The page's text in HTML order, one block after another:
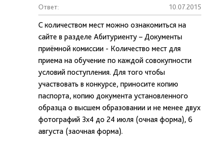
Ответ: 10.07.2015
С количеством мест можно ознакомиться на
сайте в разделе Абитуриенту – Документы
приёмной комиссии - Количество мест для
приема на обучение по каждой совокупности
условий поступления. Для того чтобы
участвовать в конкурсе, приносите копию
паспорта, копию документа установленного
образца о высшем образовании и не менее двух
фотографий 3х4 до 24 июля (очная форма), 6
августа (заочная форма).